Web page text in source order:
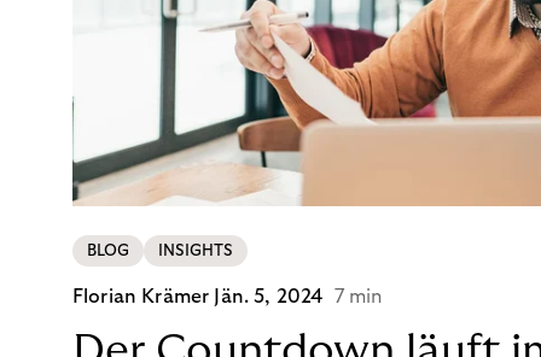
BLOG INSIGHTS
Florian Krämer Jän. 5, 2024 7 min